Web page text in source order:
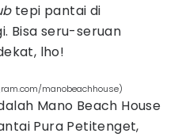
tepi pantai di
Bisa seru-seruan
lho!
manobeachhouse)
Mano Beach House
Pura Petitenget,